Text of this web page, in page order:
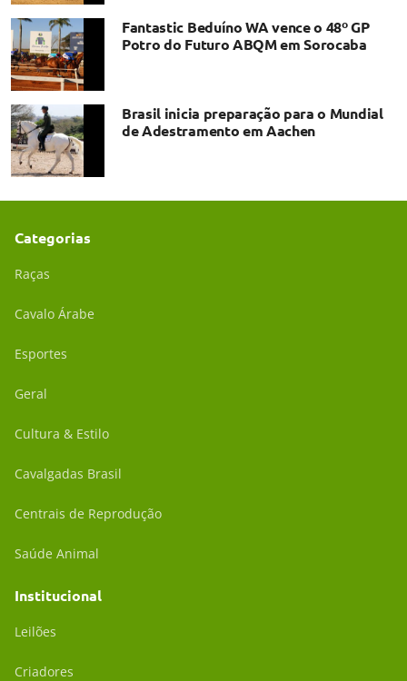
Fantastic Beduíno WA vence o 48º GP
Potro do Futuro ABQM em Sorocaba
Brasil inicia preparação para o Mundial
de Adestramento em Aachen
Categorias
Raças
Cavalo Árabe
Esportes
Geral
Cultura & Estilo
Cavalgadas Brasil
Centrais de Reprodução
Saúde Animal
Institucional
Leilões
Criadores